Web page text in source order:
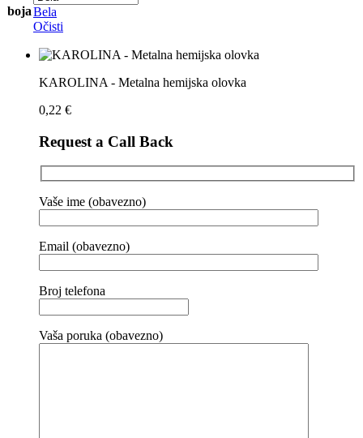
bojaBela
Očisti
KAROLINA - Metalna hemijska olovka
0,22 €
Request a Call Back
Vaše ime (obavezno)
Email (obavezno)
Broj telefona
Vaša poruka (obavezno)